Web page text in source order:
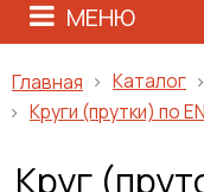
МЕНЮ
Главная Каталог
Круги (прутки) по
Круг